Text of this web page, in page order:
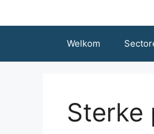
Welkom
Sterke